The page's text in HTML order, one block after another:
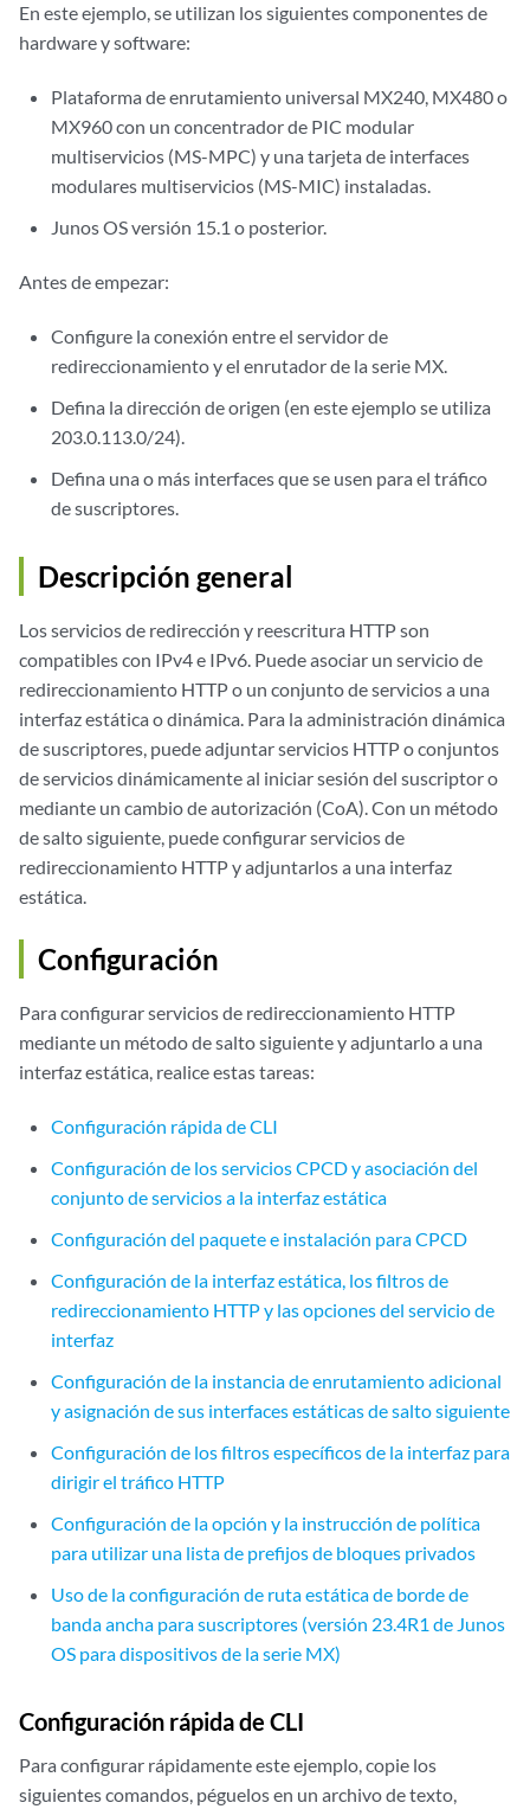
En este ejemplo, se utilizan los siguientes componentes de
hardware y software:
Plataforma de enrutamiento universal MX240, MX480 o
MX960 con un concentrador de PIC modular
multiservicios (MS-MPC) y una tarjeta de interfaces
modulares multiservicios (MS-MIC) instaladas.
Junos OS versión 15.1 o posterior.
Antes de empezar:
Configure la conexión entre el servidor de
redireccionamiento y el enrutador de la serie MX.
Defina la dirección de origen (en este ejemplo se utiliza
203.0.113.0/24).
Defina una o más interfaces que se usen para el tráfico
de suscriptores.
Descripción general
Los servicios de redirección y reescritura HTTP son
compatibles con IPv4 e IPv6. Puede asociar un servicio de
redireccionamiento HTTP o un conjunto de servicios a una
interfaz estática o dinámica. Para la administración dinámica
de suscriptores, puede adjuntar servicios HTTP o conjuntos
de servicios dinámicamente al iniciar sesión del suscriptor o
mediante un cambio de autorización (CoA). Con un método
de salto siguiente, puede configurar servicios de
redireccionamiento HTTP y adjuntarlos a una interfaz
estática.
Configuración
Para configurar servicios de redireccionamiento HTTP
mediante un método de salto siguiente y adjuntarlo a una
interfaz estática, realice estas tareas:
Configuración rápida de CLI
Configuración de los servicios CPCD y asociación del
conjunto de servicios a la interfaz estática
Configuración del paquete e instalación para CPCD
Configuración de la interfaz estática, los filtros de
redireccionamiento HTTP y las opciones del servicio de
interfaz
Configuración de la instancia de enrutamiento adicional
y asignación de sus interfaces estáticas de salto siguiente
Configuración de los filtros específicos de la interfaz para
dirigir el tráfico HTTP
Configuración de la opción y la instrucción de política
para utilizar una lista de prefijos de bloques privados
Uso de la configuración de ruta estática de borde de
banda ancha para suscriptores (versión 23.4R1 de Junos
OS para dispositivos de la serie MX)
Configuración rápida de CLI
Para configurar rápidamente este ejemplo, copie los
siguientes comandos, péguelos en un archivo de texto,